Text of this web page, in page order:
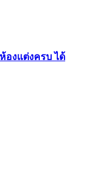
องแต่งครบ ได้